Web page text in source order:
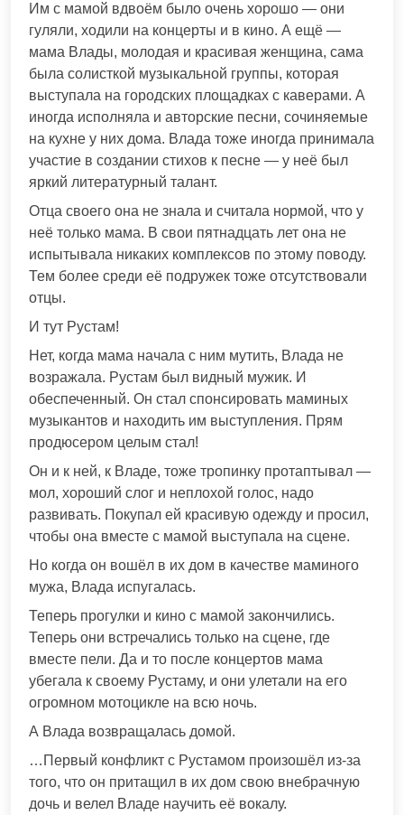
Им с мамой вдвоём было очень хорошо — они
гуляли, ходили на концерты и в кино. А ещё —
мама Влады, молодая и красивая женщина, сама
была солисткой музыкальной группы, которая
выступала на городских площадках с каверами. А
иногда исполняла и авторские песни, сочиняемые
на кухне у них дома. Влада тоже иногда принимала
участие в создании стихов к песне — у неё был
яркий литературный талант.
Отца своего она не знала и считала нормой, что у
неё только мама. В свои пятнадцать лет она не
испытывала никаких комплексов по этому поводу.
Тем более среди её подружек тоже отсутствовали
отцы.
И тут Рустам!
Нет, когда мама начала с ним мутить, Влада не
возражала. Рустам был видный мужик. И
обеспеченный. Он стал спонсировать маминых
музыкантов и находить им выступления. Прям
продюсером целым стал!
Он и к ней, к Владе, тоже тропинку протаптывал —
мол, хороший слог и неплохой голос, надо
развивать. Покупал ей красивую одежду и просил,
чтобы она вместе с мамой выступала на сцене.
Но когда он вошёл в их дом в качестве маминого
мужа, Влада испугалась.
Теперь прогулки и кино с мамой закончились.
Теперь они встречались только на сцене, где
вместе пели. Да и то после концертов мама
убегала к своему Рустаму, и они улетали на его
огромном мотоцикле на всю ночь.
А Влада возвращалась домой.
…Первый конфликт с Рустамом произошёл из-за
того, что он притащил в их дом свою внебрачную
дочь и велел Владе научить её вокалу.